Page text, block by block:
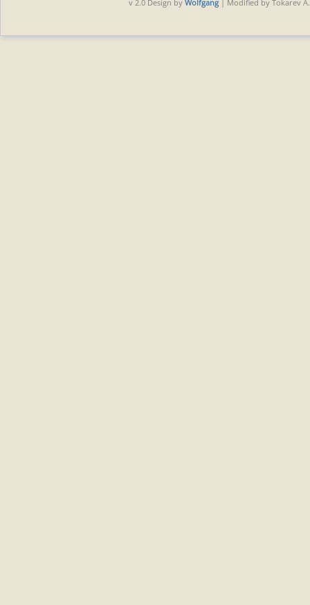
v 2.0 Design by Wolfgang | Modified by Tokarev